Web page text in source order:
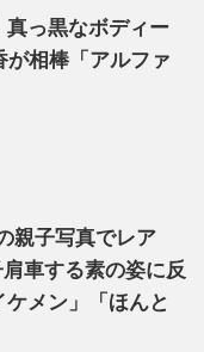
真っ黒なボディー
が相棒「アルファ
親子写真でレア
車する素の姿に反
メン」「ほんと